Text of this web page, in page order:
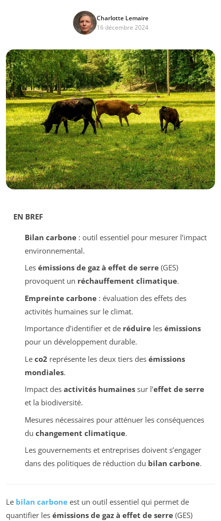
Charlotte Lemaire
16 décembre 2024
EN BREF
Bilan carbone: outil essentiel pour mesurer l’impact
environnemental.
Les émissions de gaz à effet de serre(GES)
provoquent un réchauffement climatique.
Empreinte carbone: évaluation des effets des
activités humaines sur le climat.
Importance d’identifier et de réduireles émissions
pour un développement durable.
Le co2 représente les deux tiers des émissions
mondiales.
Impact des activités humainessur l’effet de serre
et la biodiversité.
Mesures nécessaires pour atténuer les conséquences
du changement climatique.
Les gouvernements et entreprises doivent s’engager
dans des politiques de réduction du bilan carbone.
Le bilan carbone est un outil essentiel qui permet de
quantifier les émissions de gaz à effet de serre (GES)